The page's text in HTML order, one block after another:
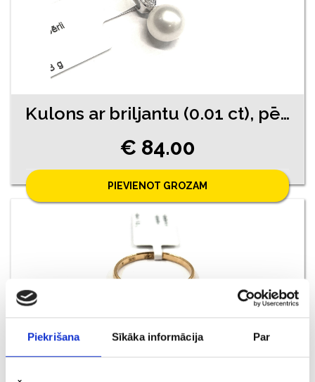
Piekrišana Sīkāka informācija Par
Kulons ar briljantu (0.01 ct), pērli 730-0763
€ 84.00
PIEVIENOT GROZAM